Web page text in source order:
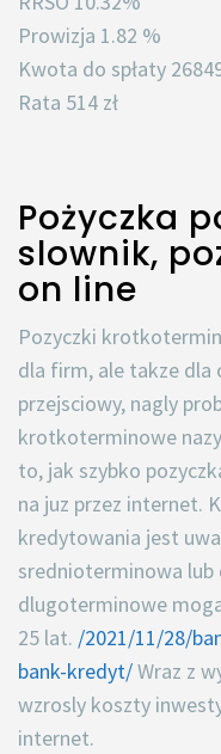
Prowizja 1.82 %
Kwota do spłaty
Rata 514 zł
Pożyczka
slownik,
on line
Pozyczki
dla firm, ale takze dla
przejsciowy, nagly
krotkoterminowe
to, jak szybko
na juz przez internet.
kredytowania jest
srednioterminowa
dlugoterminowe
25 lat. /2021/11/28/
bank-kredyt/Wraz z
wzrosly koszty
internet.